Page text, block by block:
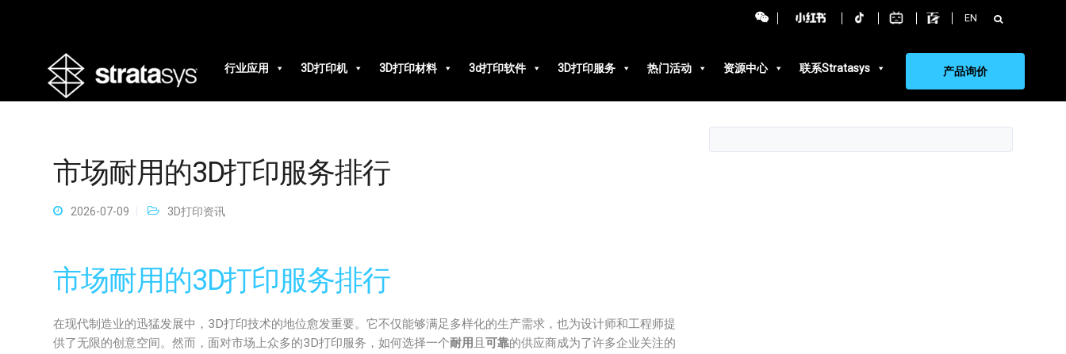
EN 搜
索：
行业应用
3D打印机 3D打印材料 3d打印软件 3D打印服务 热门活动 资源中心 联系Stratasys 产品询价
市场耐用的3D打印服务排行
2026-07-09 3D打印资讯
市场耐用的3D打印服务排行
在现代制造业的迅猛发展中，3D打印技术的地位愈发重要。它不仅能够满足多样化的生产需求，也为设计师和工程师提
供了无限的创意空间。然而，面对市场上众多的3D打印服务，如何选择一个耐用 且 可靠的供应商成为了许多企业关注的